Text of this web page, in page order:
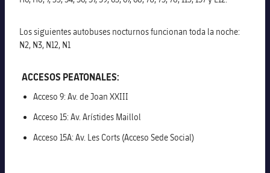
Calendario
Resultados
Clasificaciones
Fotos
Voleibol masculino
Voleibol femenino
Apúntate a las amateurs
Carnet de las Secciones Amateurs
League of Legends
VALORANT Game Changers
Los siguientes autobuses nocturnos funcionan toda la noche:
N2, N3, N12, N1
ACCESOS PEATONALES:
Acceso 9: Av. de Joan XXIII
Acceso 15: Av. Arístides Maillol
Acceso 15A: Av. Les Corts (Acceso Sede Social)